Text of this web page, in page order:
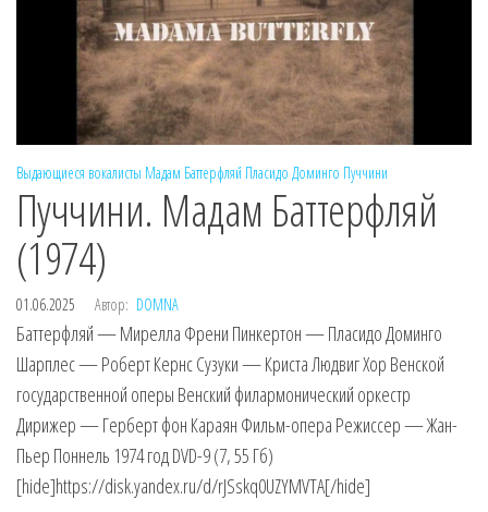
Выдающиеся вокалисты Мадам Баттерфляй Пласидо Доминго Пуччини
Пуччини. Мадам Баттерфляй
(1974)
01.06.2025 Автор: DOMNA
Баттерфляй — Мирелла Френи Пинкертон — Пласидо Доминго
Шарплес — Роберт Кернс Сузуки — Криста Людвиг Хор Венской
государственной оперы Венский филармонический оркестр
Дирижер — Герберт фон Караян Фильм-опера Режиссер — Жан-
Пьер Поннель 1974 год DVD-9 (7, 55 Гб)
[hide]https://disk.yandex.ru/d/rJSskq0UZYMVTA[/hide]